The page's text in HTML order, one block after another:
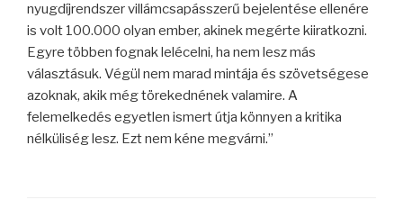
nyugdíjrendszer villámcsapásszerű bejelentése ellenére
is volt 100.000 olyan ember, akinek megérte kiiratkozni.
Egyre többen fognak lelécelni, ha nem lesz más
választásuk. Végül nem marad mintája és szövetségese
azoknak, akik még törekednének valamire. A
felemelkedés egyetlen ismert útja könnyen a kritika
nélküliség lesz. Ezt nem kéne megvárni.”